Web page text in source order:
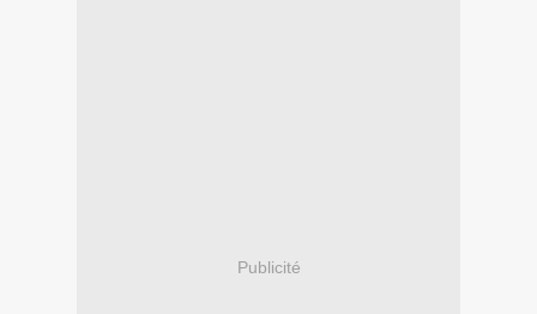
Publicité